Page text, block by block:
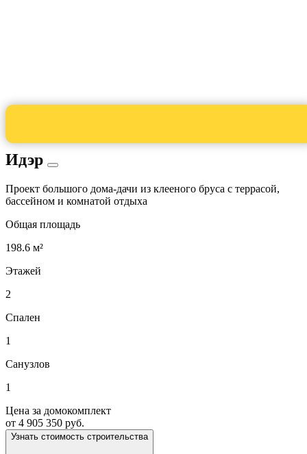
Идэр
Проект большого дома-дачи из клееного бруса с террасой,
бассейном и комнатой отдыха
Общая площадь
198.6 м²
Этажей
2
Спален
1
Санузлов
1
Цена за домокомплект
от 4 905 350 руб.
Узнать стоимость строительства